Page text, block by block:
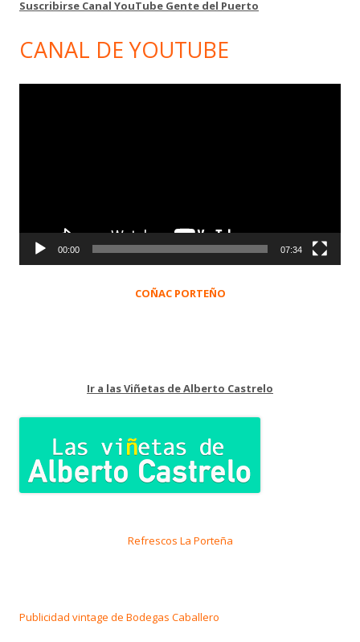
Suscribirse Canal YouTube Gente del Puerto
CANAL DE YOUTUBE
00:00 07:34
COÑAC PORTEÑO
Ir a las Viñetas de Alberto Castrelo
Refrescos La Porteña
Publicidad vintage de Bodegas Caballero